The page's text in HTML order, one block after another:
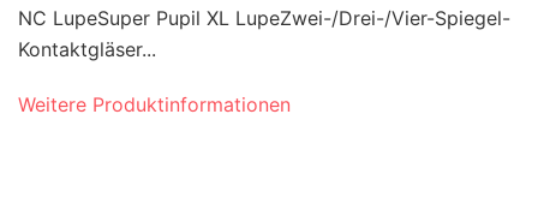
NC LupeSuper Pupil XL LupeZwei-/Drei-/Vier-Spiegel-
Kontaktgläser...
Weitere Produktinformationen